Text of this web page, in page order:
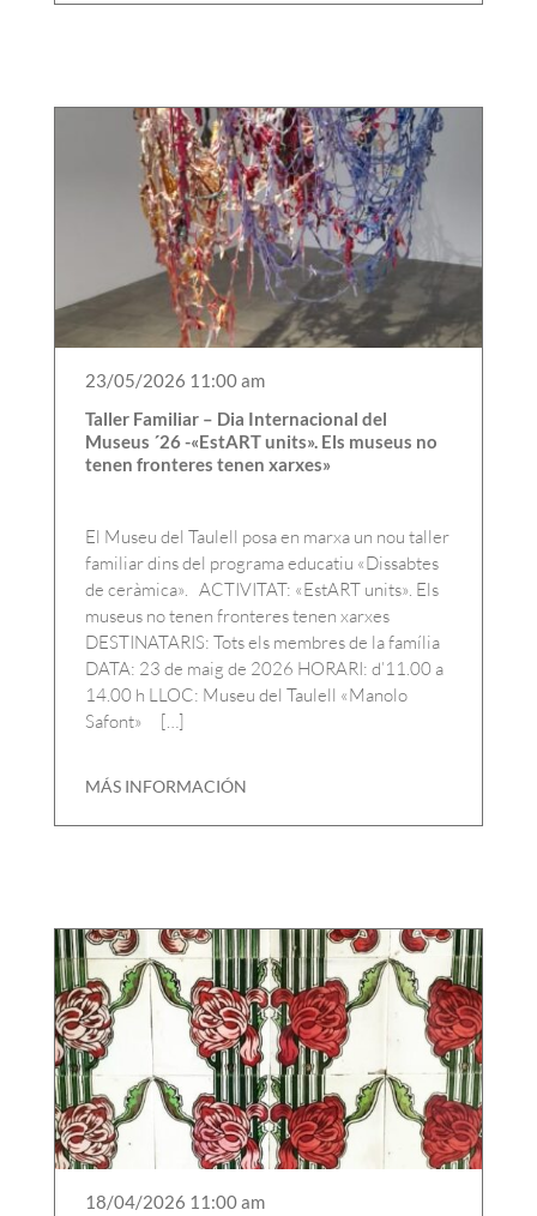
23/05/2026 11:00 am
Taller Familiar – Dia Internacional del
Museus ´26 -«EstART units». Els museus no
tenen fronteres tenen xarxes»
El Museu del Taulell posa en marxa un nou taller
familiar dins del programa educatiu «Dissabtes
de ceràmica». ACTIVITAT: «EstART units». Els
museus no tenen fronteres tenen xarxes
DESTINATARIS: Tots els membres de la família
DATA: 23 de maig de 2026 HORARI: d’11.00 a
14.00 h LLOC: Museu del Taulell «Manolo
Safont» […]
MÁS INFORMACIÓN
18/04/2026 11:00 am